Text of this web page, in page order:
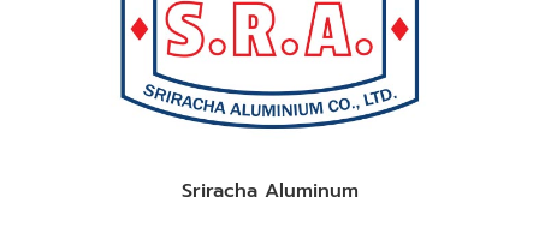
Sriracha Aluminum